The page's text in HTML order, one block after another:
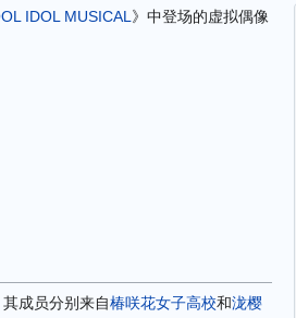
IDOL MUSICAL 》中登场的虚拟偶像
成员分别来自椿咲花女子高校和泷樱